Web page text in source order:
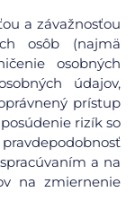
a závažnosťou
osôb (najmä
osobných
údajov,
prístup
rizík so
a na
na zmiernenie